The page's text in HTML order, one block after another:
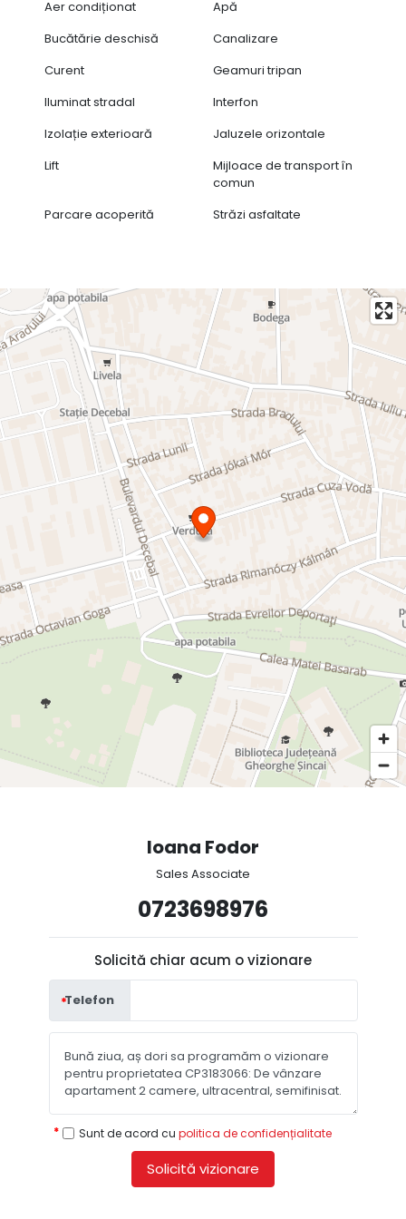
• Intimitate, confort și siguranță într-un imobil cu număr
redus de apartamente
mai multe informații vă rugăm să ne contactați.
Aer condiționat
Apă
Bucătărie deschisă
Canalizare
Curent
Geamuri tripan
Iluminat stradal
Interfon
Izolație exterioară
Jaluzele orizontale
Lift
Mijloace de transport în
comun
Parcare acoperită
Străzi asfaltate
Ioana Fodor
Sales Associate
0723698976
Solicită chiar acum o vizionare
Telefon
Sunt de acord cu politica de confidențialitate
Solicită vizionare